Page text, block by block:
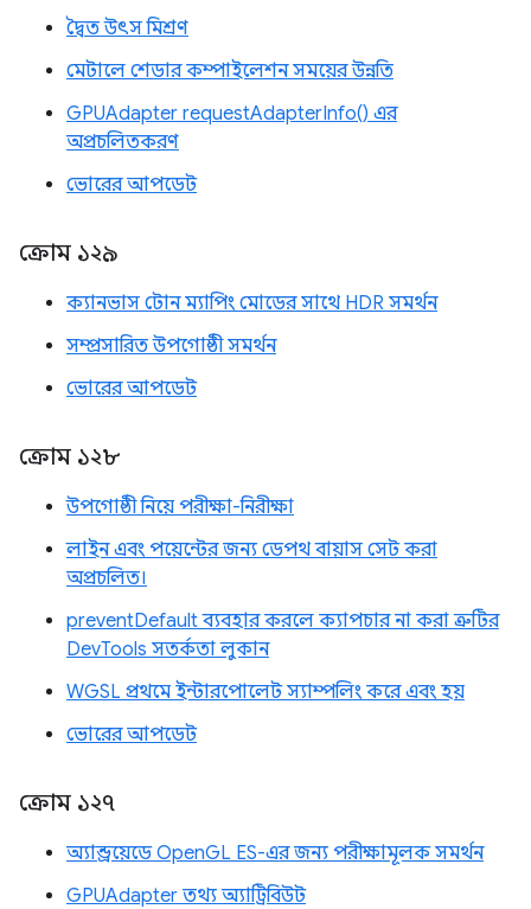
দ্বৈত উৎস মিশ্রণ
মেটালে শেডার কম্পাইলেশন সময়ের উন্নতি
GPUAdapter requestAdapterInfo() এর
অপ্রচলিতকরণ
ভোরের আপডেট
ক্রোম ১২৯
ক্যানভাস টোন ম্যাপিং মোডের সাথে HDR সমর্থন
সম্প্রসারিত উপগোষ্ঠী সমর্থন
ভোরের আপডেট
ক্রোম ১২৮
উপগোষ্ঠী নিয়ে পরীক্ষা-নিরীক্ষা
লাইন এবং পয়েন্টের জন্য ডেপথ বায়াস সেট করা
অপ্রচলিত।
preventDefault ব্যবহার করলে ক্যাপচার না করা ত্রুটির
DevTools সতর্কতা লুকান
WGSL প্রথমে ইন্টারপোলেট স্যাম্পলিং করে এবং হয়
ভোরের আপডেট
ক্রোম ১২৭
অ্যান্ড্রয়েডে OpenGL ES-এর জন্য পরীক্ষামূলক সমর্থন
GPUAdapter তথ্য অ্যাট্রিবিউট